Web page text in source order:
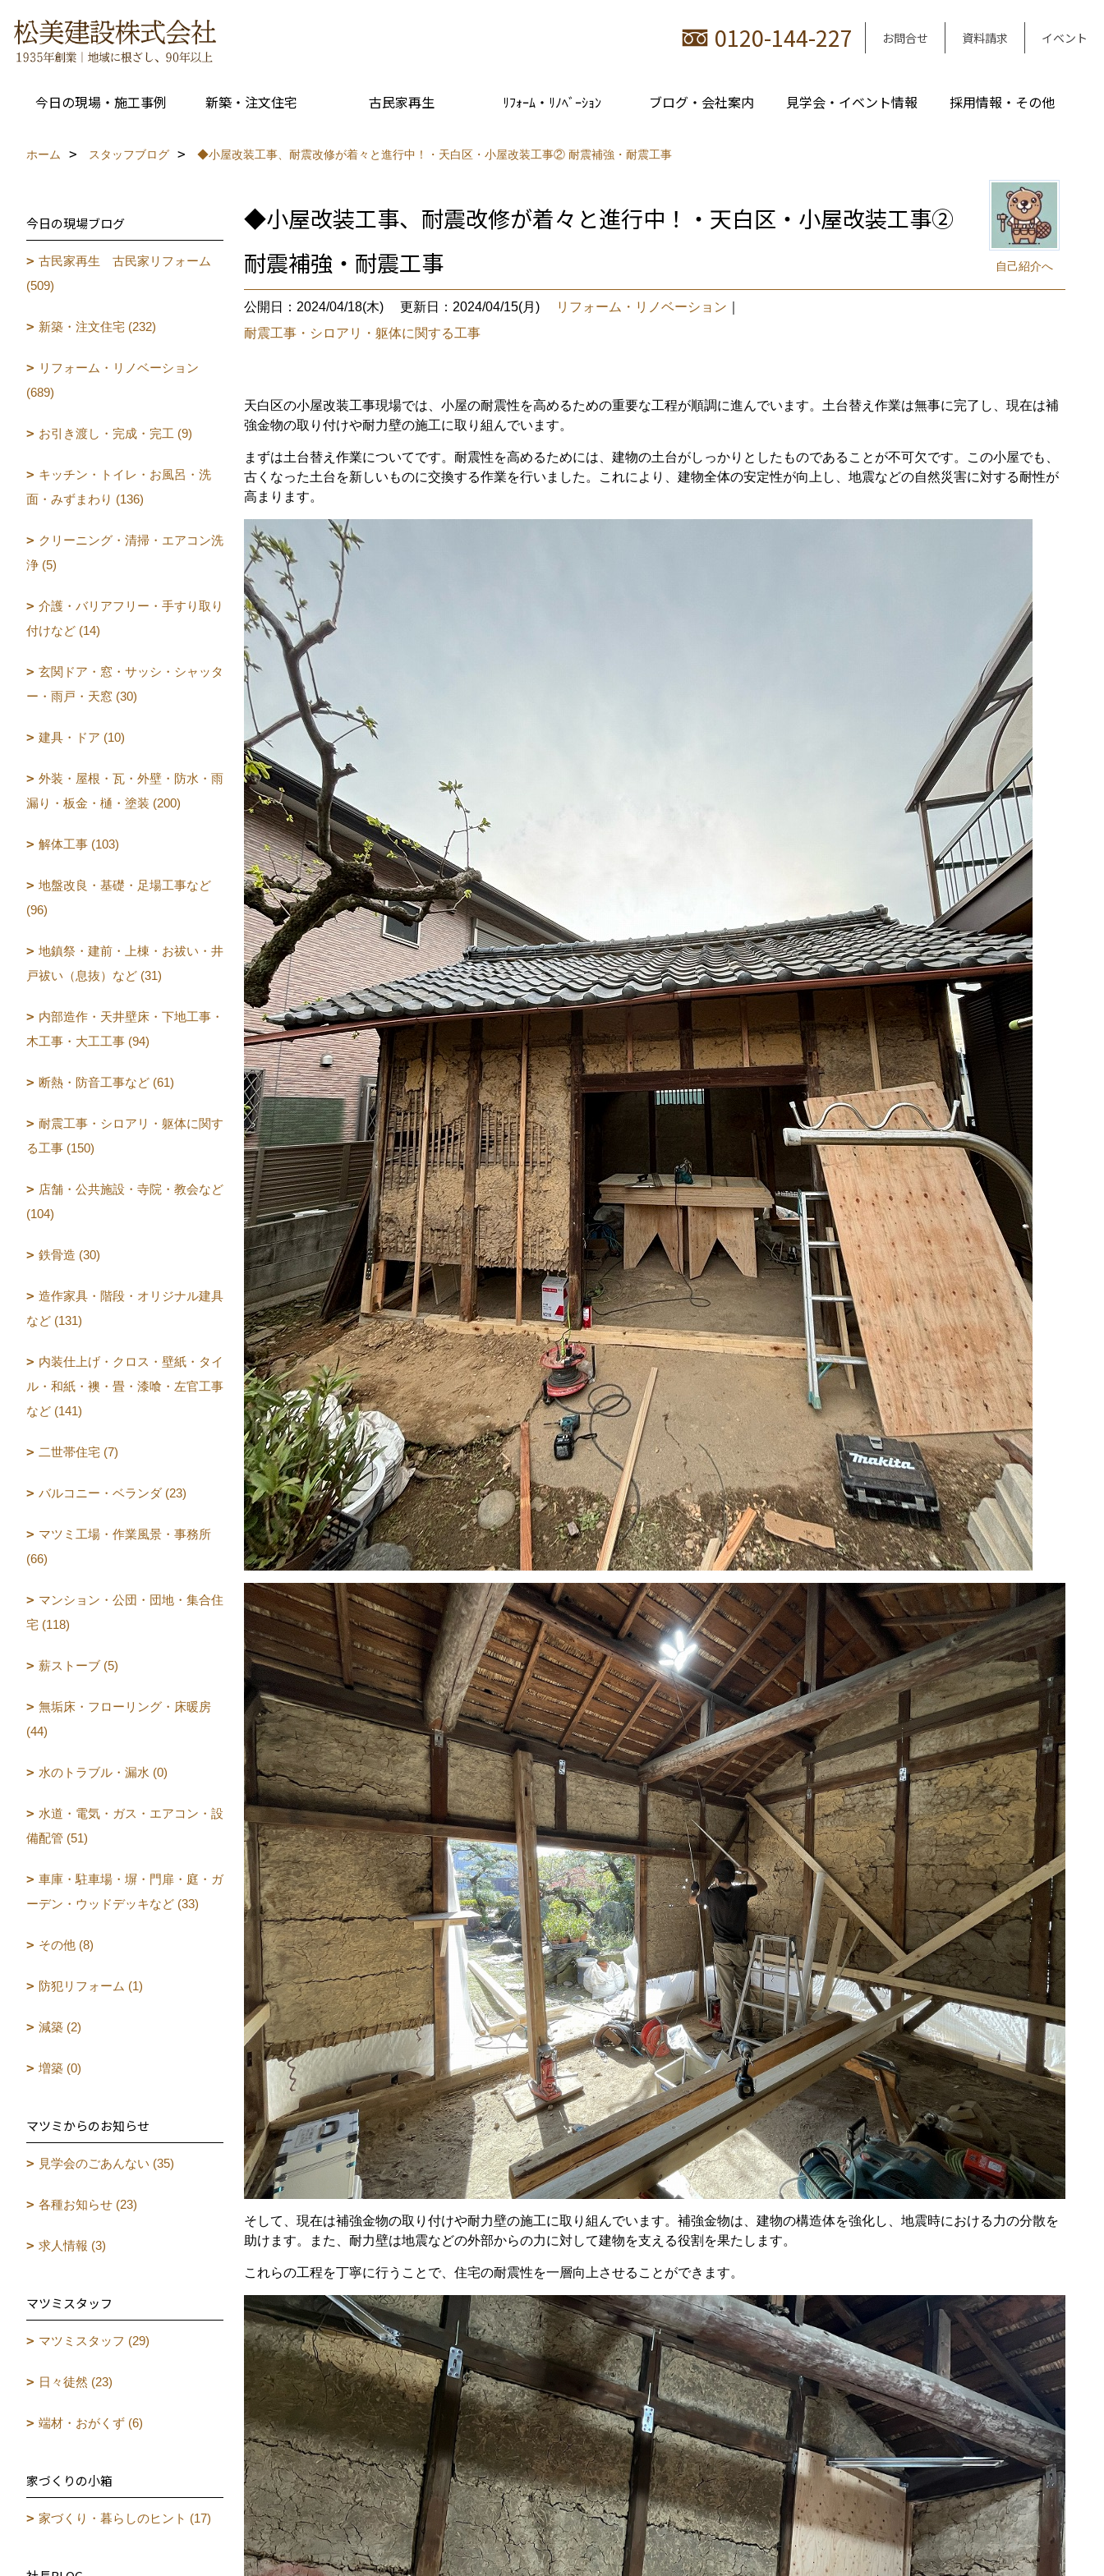
0120-144-227 お問合せ 資料請求 イベント
今日の現場・施工事例 新築・注文住宅 古民家再生 ﾘﾌｫｰﾑ・ﾘﾉﾍﾞｰｼｮﾝ ブログ・会社案内 見学会・イベント情報 採用情報・その他
ホーム スタッフブログ ◆小屋改装工事、耐震改修が着々と進行中！・天白区・小屋改装工事② 耐震補強・耐震工事
自己紹介へ
◆小屋改装工事、耐震改修が着々と進行中！・天白区・小屋改装工事②
耐震補強・耐震工事
公開日：2024/04/18(木) 更新日：2024/04/15(月) リフォーム・リノベーション
耐震工事・シロアリ・躯体に関する工事
天白区の小屋改装工事現場では、小屋の耐震性を高めるための重要な工程が順調に進んでいます。土台替え作業は無事に完了し、現在は補
強金物の取り付けや耐力壁の施工に取り組んでいます。
まずは土台替え作業についてです。耐震性を高めるためには、建物の土台がしっかりとしたものであることが不可欠です。この小屋でも、
古くなった土台を新しいものに交換する作業を行いました。これにより、建物全体の安定性が向上し、地震などの自然災害に対する耐性が
高まります。
そして、現在は補強金物の取り付けや耐力壁の施工に取り組んでいます。補強金物は、建物の構造体を強化し、地震時における力の分散を
助けます。また、耐力壁は地震などの外部からの力に対して建物を支える役割を果たします。
これらの工程を丁寧に行うことで、住宅の耐震性を一層向上させることができます。
今日の現場ブログ
古民家再生 古民家リフォーム
(509)
新築・注文住宅 (232)
リフォーム・リノベーション
(689)
お引き渡し・完成・完工 (9)
キッチン・トイレ・お風呂・洗
面・みずまわり (136)
クリーニング・清掃・エアコン洗
浄 (5)
介護・バリアフリー・手すり取り
付けなど (14)
玄関ドア・窓・サッシ・シャッタ
ー・雨戸・天窓 (30)
建具・ドア (10)
外装・屋根・瓦・外壁・防水・雨
漏り・板金・樋・塗装 (200)
解体工事 (103)
地盤改良・基礎・足場工事など
(96)
地鎮祭・建前・上棟・お祓い・井
戸祓い（息抜）など (31)
内部造作・天井壁床・下地工事・
木工事・大工工事 (94)
断熱・防音工事など (61)
耐震工事・シロアリ・躯体に関す
る工事 (150)
店舗・公共施設・寺院・教会など
(104)
鉄骨造 (30)
造作家具・階段・オリジナル建具
など (131)
内装仕上げ・クロス・壁紙・タイ
ル・和紙・襖・畳・漆喰・左官工事
など (141)
二世帯住宅 (7)
バルコニー・ベランダ (23)
マツミ工場・作業風景・事務所
(66)
マンション・公団・団地・集合住
宅 (118)
薪ストーブ (5)
無垢床・フローリング・床暖房
(44)
水のトラブル・漏水 (0)
水道・電気・ガス・エアコン・設
備配管 (51)
車庫・駐車場・塀・門扉・庭・ガ
ーデン・ウッドデッキなど (33)
その他 (8)
防犯リフォーム (1)
減築 (2)
増築 (0)
マツミからのお知らせ
見学会のごあんない (35)
各種お知らせ (23)
求人情報 (3)
マツミスタッフ
マツミスタッフ (29)
日々徒然 (23)
端材・おがくず (6)
家づくりの小箱
家づくり・暮らしのヒント (17)